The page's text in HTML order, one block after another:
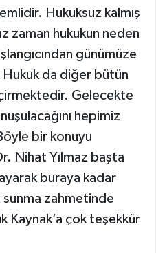
Hukuksuz kalmış
zaman hukukun neden
günümüze
Hukuk da diğer bütün
Gelecekte
hepimiz
bir konuyu
Nihat Yılmaz başta
buraya kadar
zahmetinde
Kaynak’a çok teşekkür